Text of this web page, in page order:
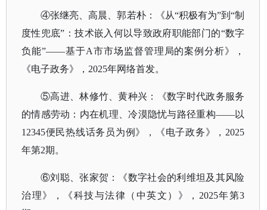
④张继亮、高晨、郭若朴：《从“积极有为”到“制
度性兜底”：技术嵌入何以导致政府职能部门的“数字
负能”——基于A市市场监督管理局的案例分析》，
《电子政务》，2025年网络首发。
⑤高进、林修竹、黄种兴：《数字时代政务服务
的情感劳动：内在机理、冷漠隐忧与路径重构——以
12345便民热线话务员为例》，《电子政务》，2025
年第2期。
⑥刘聪、张家贺：《数字社会的利维坦及其风险
治理》，《科技与法律（中英文）》，2025年第3